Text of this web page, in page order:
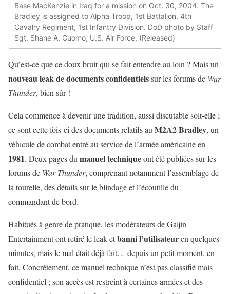
Base MacKenzie in Iraq for a mission on Oct. 30, 2004. The
Bradley is assigned to Alpha Troop, 1st Battalion, 4th
Cavalry Regiment, 1st Infantry Division. DoD photo by Staff
Sgt. Shane A. Cuomo, U.S. Air Force. (Released)
Qu’est-ce que ce doux bruit qui se fait entendre au loin ? Mais un
nouveau leak de documents confidentielssur les forums de War
Thunder, bien sûr !
Cela commence à devenir une tradition, aussi discutable soit-elle ;
ce sont cette fois-ci des documents relatifs au M2A2 Bradley, un
véhicule de combat entré au service de l’armée américaine en
1981. Deux pages du manuel techniqueont été publiées sur les
forums de War Thunder, comprenant notamment l’assemblage de
la tourelle, des détails sur le blindage et l’écoutille du
commandant de bord.
Habitués à genre de pratique, les modérateurs de Gaijin
Entertainment ont retiré le leak etbanni l’utilisateuren quelques
minutes, mais le mal était déjà fait… depuis un petit moment, en
fait. Concrètement, ce manuel technique n’est pas classifié mais
confidentiel ; son accès est restreint à certaines armées et des